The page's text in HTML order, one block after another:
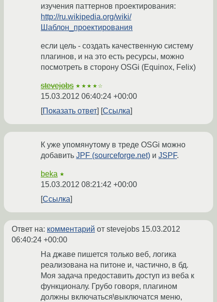
изучения паттернов проектирования:
http://ru.wikipedia.org/wiki/
Шаблон_проектирования
если цель - создать качественную систему
плагинов, и на это есть ресурсы, можно
посмотреть в сторону OSGi (Equinox, Felix)
stevejobs ★★★★☆
15.03.2012 06:40:24 +00:00
Показать ответ
Ссылка
К уже упомянутому в треде OSGi можно
добавить JPF (sourceforge.net) и JSPF.
beka ★
15.03.2012 08:21:42 +00:00
Ссылка
Ответ на: комментарий от stevejobs 15.03.2012
06:40:24 +00:00
На джаве пишется только веб, логика
реализована на питоне и, частично, в бд.
Моя задача предоставить доступ из веба к
функционалу. Грубо говоря, плагином
должны включаться\выключатся меню,